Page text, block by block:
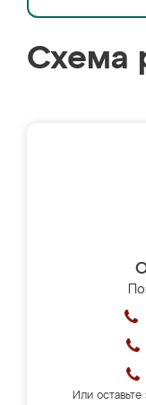
Схема
Или оставьте